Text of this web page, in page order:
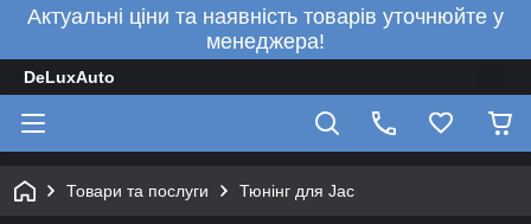
Актуальні ціни та наявність товарів уточнюйте у
менеджера!
DeLuxAuto
Товари та послуги Тюнінг для Jac